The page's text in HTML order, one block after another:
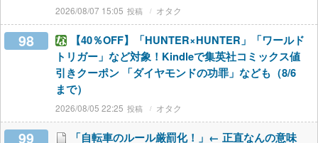
2026/08/07 15:05 オタク
98
【40％OFF】「HUNTER×HUNTER」「ワールド
トリガー」など対象！Kindleで集英社コミックス値
引きクーポン 「ダイヤモンドの功罪」なども（8/6
まで）
2026/08/05 22:25 オタク
99
「自転車のルール厳罰化！」← 正直なんの意味